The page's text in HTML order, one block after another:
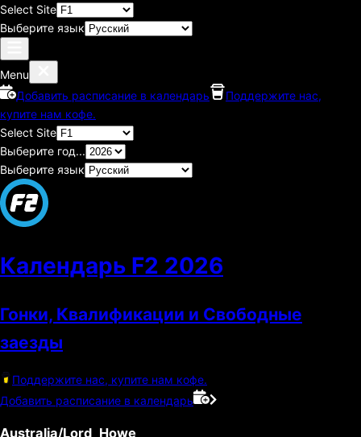
Select Site
Выберите язык
Menu
Добавить расписание в календарь
Поддержите нас,
купите нам кофе.
Select Site
Выберите год...
Выберите язык
Календарь F2 2026
Гонки, Квалификации и Свободные
заезды
Поддержите нас, купите нам кофе.
Добавить расписание в календарь
Australia/Lord_Howe